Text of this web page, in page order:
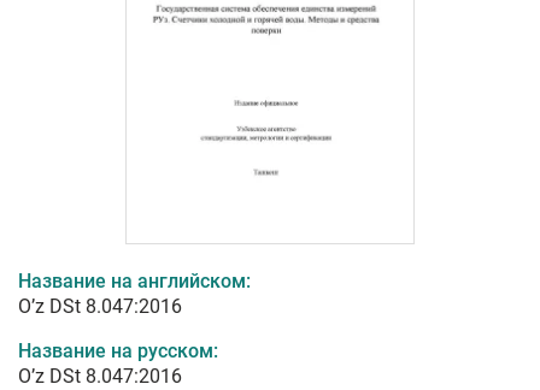
Название на английском:
O’z DSt 8.047:2016
Название на русском:
O’z DSt 8.047:2016